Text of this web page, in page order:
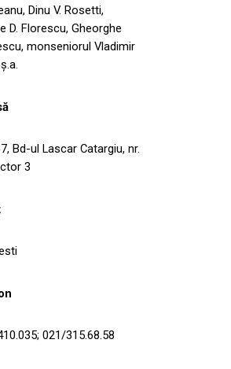
Dinu V. Rosetti,
D. Florescu, Gheorghe
monseniorul Vladimir
Bd-ul Lascar Catargiu, nr.
3
021/315.68.58